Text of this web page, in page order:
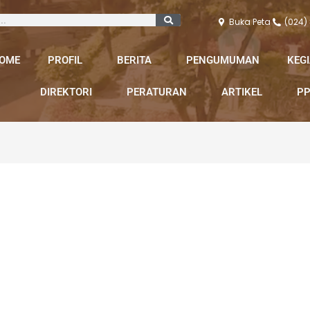
Buka Peta (024)
PROFIL BERITA PENGUMUMAN
DIREKTORI PERATURAN ARTIKEL